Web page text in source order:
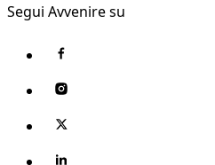
Segui Avvenire su